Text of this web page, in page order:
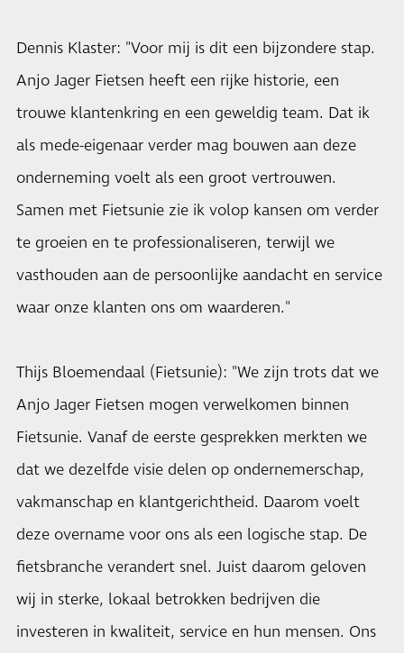
Dennis Klaster: "Voor mij is dit een bijzondere stap.
Anjo Jager Fietsen heeft een rijke historie, een
trouwe klantenkring en een geweldig team. Dat ik
als mede-eigenaar verder mag bouwen aan deze
onderneming voelt als een groot vertrouwen.
Samen met Fietsunie zie ik volop kansen om verder
te groeien en te professionaliseren, terwijl we
vasthouden aan de persoonlijke aandacht en service
waar onze klanten ons om waarderen."
Thijs Bloemendaal (Fietsunie): "We zijn trots dat we
Anjo Jager Fietsen mogen verwelkomen binnen
Fietsunie. Vanaf de eerste gesprekken merkten we
dat we dezelfde visie delen op ondernemerschap,
vakmanschap en klantgerichtheid. Daarom voelt
deze overname voor ons als een logische stap. De
fietsbranche verandert snel. Juist daarom geloven
wij in sterke, lokaal betrokken bedrijven die
investeren in kwaliteit, service en hun mensen. Ons